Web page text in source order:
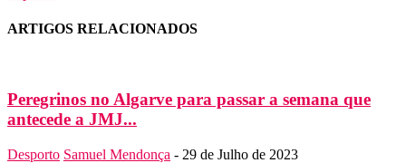
ARTIGOS RELACIONADOS
Peregrinos no Algarve para passar a semana que
antecede a JMJ...
Desporto Samuel Mendonça - 29 de Julho de 2023